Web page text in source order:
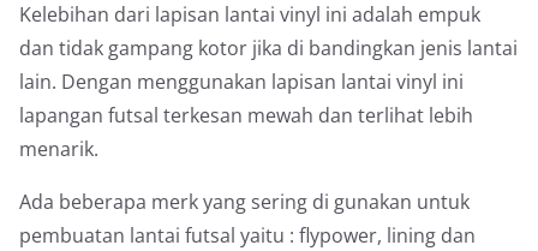
Kelebihan dari lapisan lantai vinyl ini adalah empuk
dan tidak gampang kotor jika di bandingkan jenis lantai
lain. Dengan menggunakan lapisan lantai vinyl ini
lapangan futsal terkesan mewah dan terlihat lebih
menarik.
Ada beberapa merk yang sering di gunakan untuk
pembuatan lantai futsal yaitu : flypower, lining dan